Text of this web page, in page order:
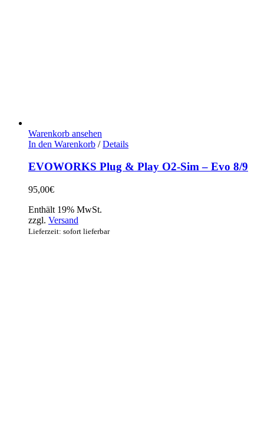
Warenkorb ansehen
In den Warenkorb / Details
EVOWORKS Plug & Play O2-Sim – Evo 8/9
95,00€
Enthält 19% MwSt.
zzgl. Versand
Lieferzeit: sofort lieferbar